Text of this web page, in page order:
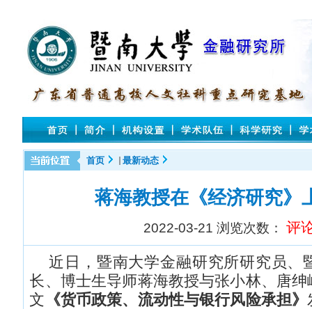
首页 最新动态
蒋海教授在《经济研究》
2022-03-21 浏览次数： 评
近日，暨南大学金融研究所研究员、
长、博士生导师蒋海教授与张小林、唐
文 《货币政策、流动性与银行风险承担》